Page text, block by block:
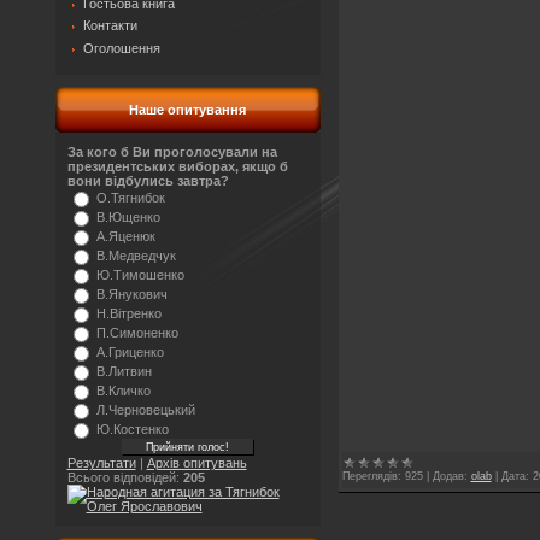
Гостьова книга
Контакти
Оголошення
Наше опитування
За кого б Ви проголосували на
президентських виборах, якщо б
вони відбулись завтра?
О.Тягнибок
В.Ющенко
А.Яценюк
В.Медведчук
Ю.Тимошенко
В.Янукович
Н.Вітренко
П.Симоненко
А.Гриценко
В.Литвин
В.Кличко
Л.Черновецький
Ю.Костенко
Результати| Архів опитувань
Всього відповідей: 205 Переглядів: 925 Додав: olab Дата: